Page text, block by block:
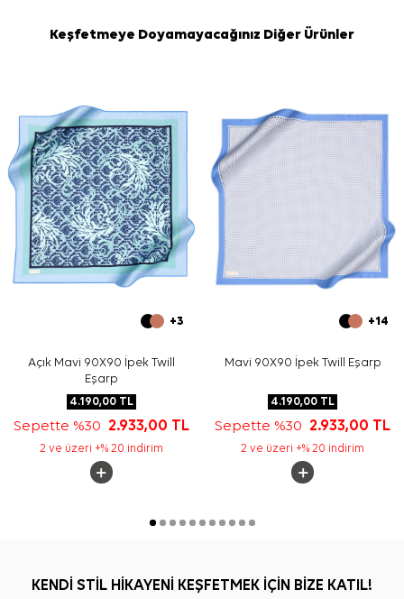
Keşfetmeye Doyamayacağınız Diğer Ürünler
+3
Açık Mavi 90X90 İpek Twill
Eşarp
4.190,00TL
Sepette %30 2.933,00 TL
2 ve üzeri +% 20 indirim
+14
Mavi 90X90 İpek Twill Eşarp
4.190,00 TL
Sepette %30 2.933,00 TL
2 ve üzeri +% 20 indirim
KENDİ STİL HİKAYENİ KEŞFETMEK İÇİN BİZE KATIL!